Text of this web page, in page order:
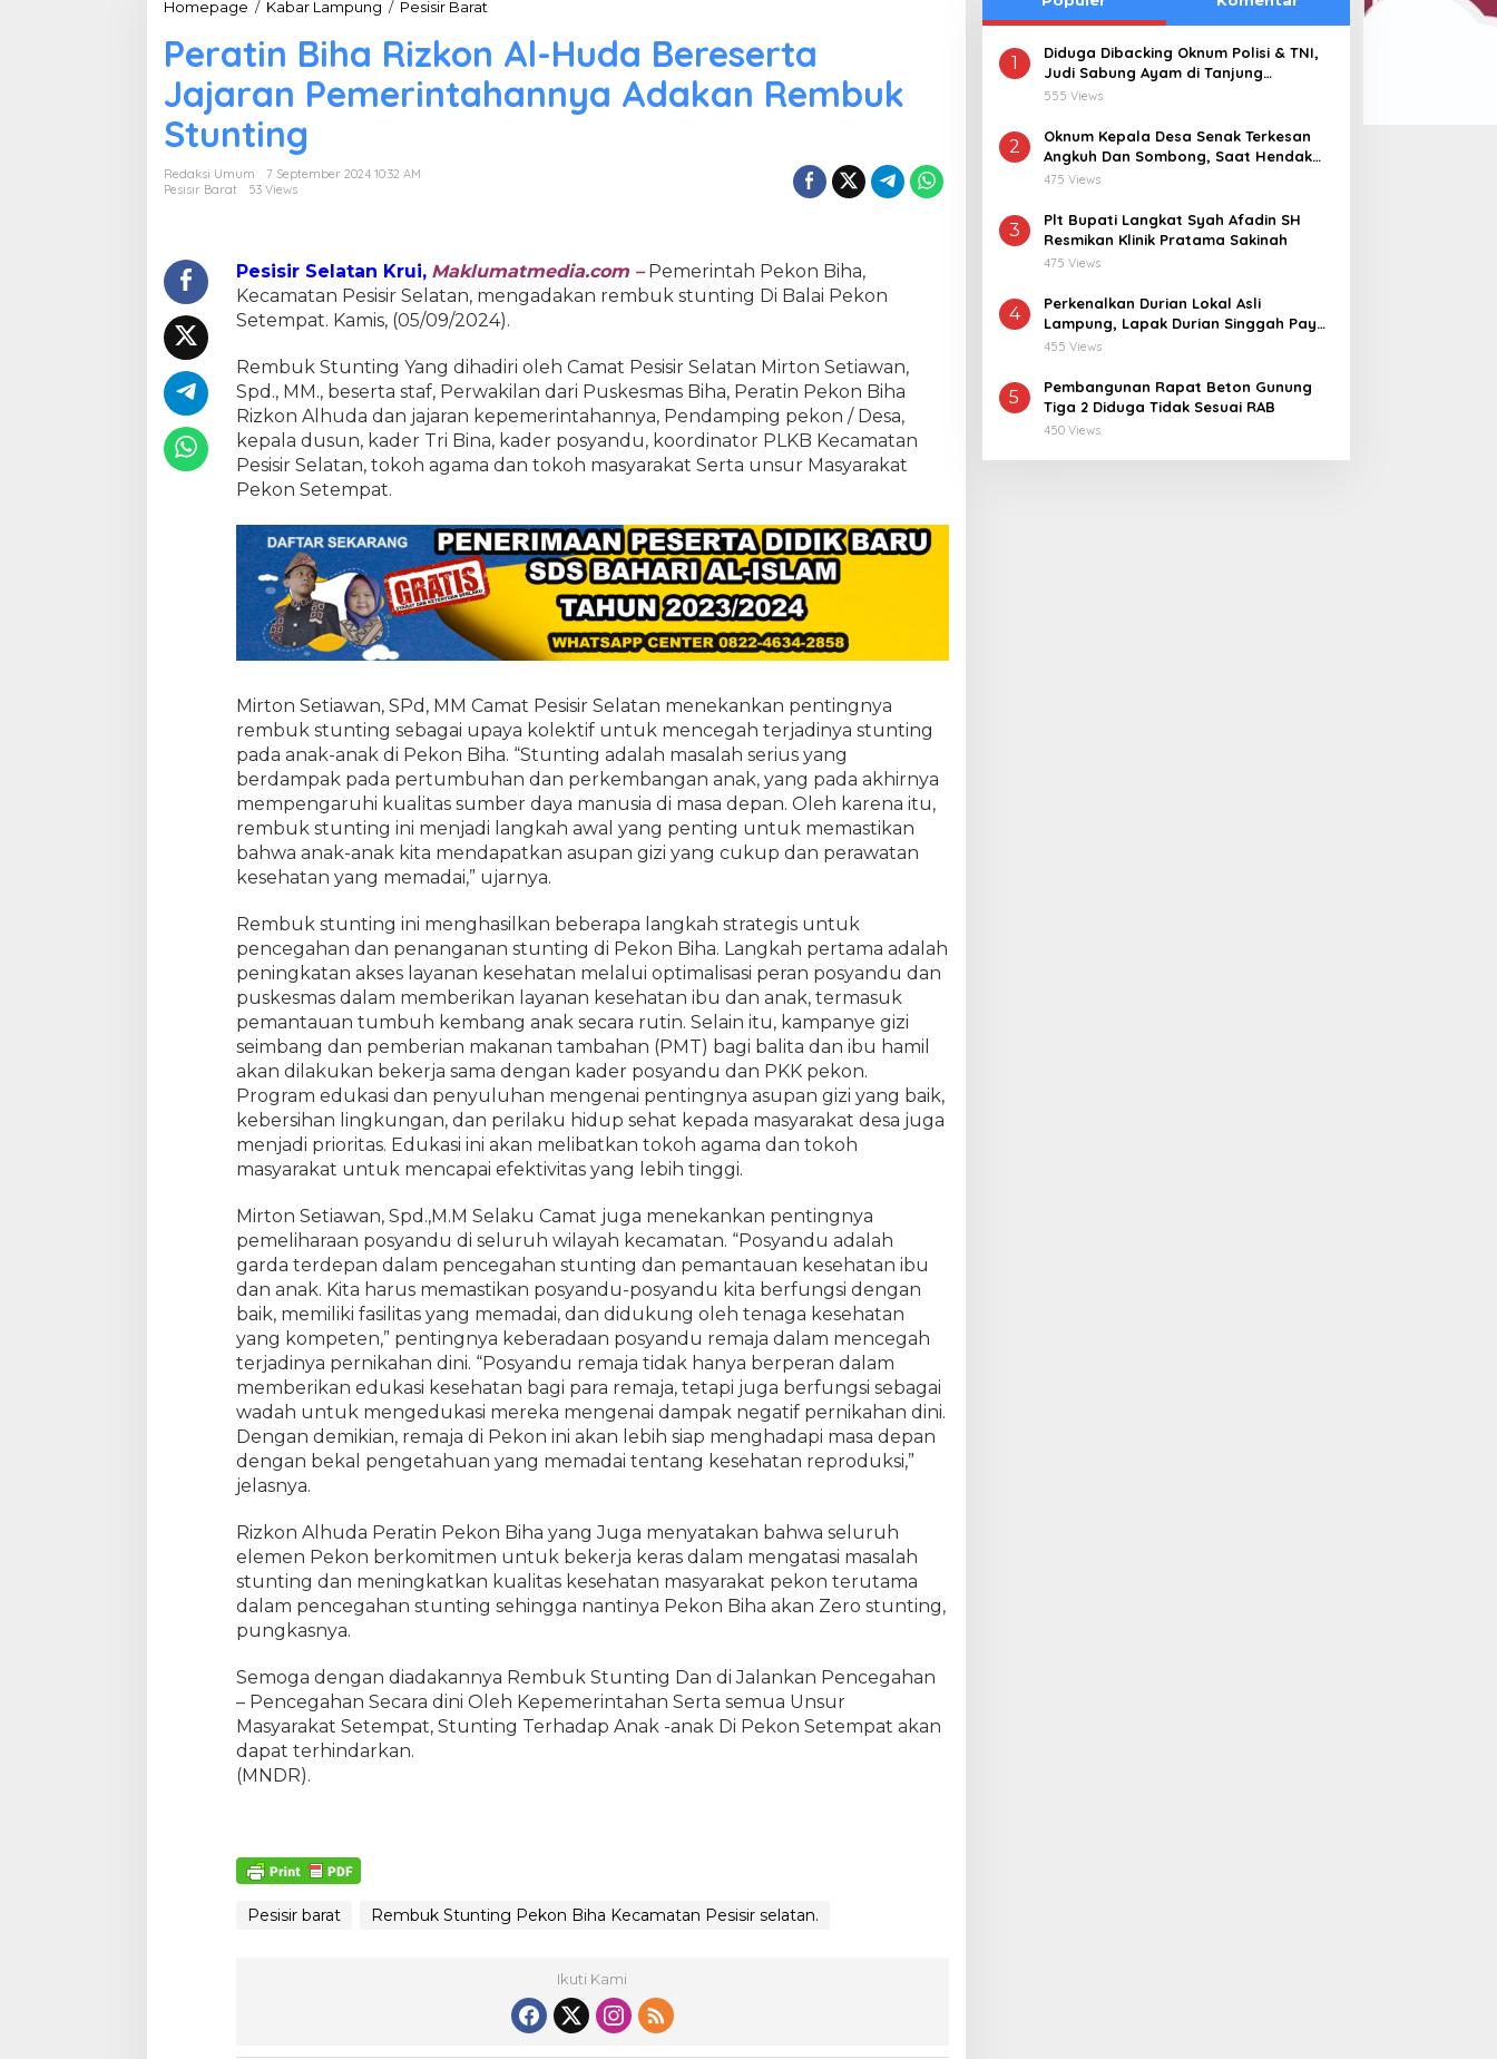
Homepage / Kabar Lampung / Pesisir Barat
r
a
t
i
z
o
n
l
-
u
d
a
r
e
s
e
t
a
j
a
r
a
n
P
e
m
e
r
n
t
a
a
n
n
y
a
d
a
k
n
R
e
m
b
u
S
t
u
n
t
n
Peratin Biha Rizkon Al-Huda Bereserta
Jajaran Pemerintahannya Adakan Rembuk
Stunting
Redaksi Umum
7 September 2024 10:32 AM
Pesisir Barat
53 Views
Pesisir Selatan Krui, Maklumatmedia.com – Pemerintah Pekon Biha,
Kecamatan Pesisir Selatan, mengadakan rembuk stunting Di Balai Pekon
Setempat. Kamis, (05/09/2024).
Rembuk Stunting Yang dihadiri oleh Camat Pesisir Selatan Mirton Setiawan,
Spd., MM., beserta staf, Perwakilan dari Puskesmas Biha, Peratin Pekon Biha
Rizkon Alhuda dan jajaran kepemerintahannya, Pendamping pekon / Desa,
kepala dusun, kader Tri Bina, kader posyandu, koordinator PLKB Kecamatan
Pesisir Selatan, tokoh agama dan tokoh masyarakat Serta unsur Masyarakat
Pekon Setempat.
Mirton Setiawan, SPd, MM Camat Pesisir Selatan menekankan pentingnya
rembuk stunting sebagai upaya kolektif untuk mencegah terjadinya stunting
pada anak-anak di Pekon Biha. “Stunting adalah masalah serius yang
berdampak pada pertumbuhan dan perkembangan anak, yang pada akhirnya
mempengaruhi kualitas sumber daya manusia di masa depan. Oleh karena itu,
rembuk stunting ini menjadi langkah awal yang penting untuk memastikan
bahwa anak-anak kita mendapatkan asupan gizi yang cukup dan perawatan
kesehatan yang memadai,” ujarnya.
Rembuk stunting ini menghasilkan beberapa langkah strategis untuk
pencegahan dan penanganan stunting di Pekon Biha. Langkah pertama adalah
peningkatan akses layanan kesehatan melalui optimalisasi peran posyandu dan
puskesmas dalam memberikan layanan kesehatan ibu dan anak, termasuk
pemantauan tumbuh kembang anak secara rutin. Selain itu, kampanye gizi
seimbang dan pemberian makanan tambahan (PMT) bagi balita dan ibu hamil
akan dilakukan bekerja sama dengan kader posyandu dan PKK pekon.
Program edukasi dan penyuluhan mengenai pentingnya asupan gizi yang baik,
kebersihan lingkungan, dan perilaku hidup sehat kepada masyarakat desa juga
menjadi prioritas. Edukasi ini akan melibatkan tokoh agama dan tokoh
masyarakat untuk mencapai efektivitas yang lebih tinggi.
Mirton Setiawan, Spd.,M.M Selaku Camat juga menekankan pentingnya
pemeliharaan posyandu di seluruh wilayah kecamatan. “Posyandu adalah
garda terdepan dalam pencegahan stunting dan pemantauan kesehatan ibu
dan anak. Kita harus memastikan posyandu-posyandu kita berfungsi dengan
baik, memiliki fasilitas yang memadai, dan didukung oleh tenaga kesehatan
yang kompeten,” pentingnya keberadaan posyandu remaja dalam mencegah
terjadinya pernikahan dini. “Posyandu remaja tidak hanya berperan dalam
memberikan edukasi kesehatan bagi para remaja, tetapi juga berfungsi sebagai
wadah untuk mengedukasi mereka mengenai dampak negatif pernikahan dini.
Dengan demikian, remaja di Pekon ini akan lebih siap menghadapi masa depan
dengan bekal pengetahuan yang memadai tentang kesehatan reproduksi,”
jelasnya.
Rizkon Alhuda Peratin Pekon Biha yang Juga menyatakan bahwa seluruh
elemen Pekon berkomitmen untuk bekerja keras dalam mengatasi masalah
stunting dan meningkatkan kualitas kesehatan masyarakat pekon terutama
dalam pencegahan stunting sehingga nantinya Pekon Biha akan Zero stunting,
pungkasnya.
Semoga dengan diadakannya Rembuk Stunting Dan di Jalankan Pencegahan
– Pencegahan Secara dini Oleh Kepemerintahan Serta semua Unsur
Masyarakat Setempat, Stunting Terhadap Anak -anak Di Pekon Setempat akan
dapat terhindarkan.
(MNDR).
Pesisir barat Rembuk Stunting Pekon Biha Kecamatan Pesisir selatan.
Ikuti Kami
1
Diduga Dibacking Oknum Polisi & TNI,
Judi Sabung Ayam di Tanjung
Kemuning “Kebal Hukum”
555 Views
2
Oknum Kepala Desa Senak Terkesan
Angkuh Dan Sombong, Saat Hendak
Dikonfirmasi Realisasi Dana Desa 2021-
475 Views
3
Plt Bupati Langkat Syah Afadin SH
Resmikan Klinik Pratama Sakinah
475 Views
4
Perkenalkan Durian Lokal Asli
Lampung, Lapak Durian Singgah Pay
kini Hadir di Lampung Timur
455 Views
5
Pembangunan Rapat Beton Gunung
Tiga 2 Diduga Tidak Sesuai RAB
450 Views